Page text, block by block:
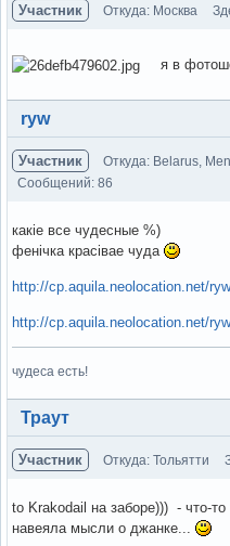
Участник Откуда: Москва
я в
Вне форума
ryw
Участник Откуда: Belarus,
Сообщений: 86
какіе все чудесные %)
фенічка красівае чуда
http://cp.aquila.neolocation.net/
http://cp.aquila.neolocation.net/
чудеса есть!
Вне форума
Траут
Участник Откуда: Тольятти
to Krakodail на заборе))) - что-
навеяла мысли о джанке...